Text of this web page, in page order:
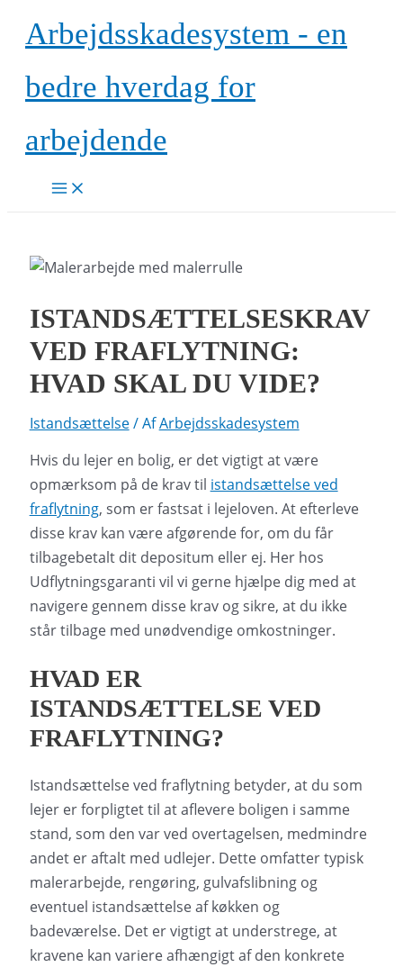
Arbejdsskadesystem - en
bedre hverdag for
arbejdende
Main
Menu
ISTANDSÆTTELSESKRAV
VED FRAFLYTNING:
HVAD SKAL DU VIDE?
Istandsættelse/ AfArbejdsskadesystem
Hvis du lejer en bolig, er det vigtigt at være
opmærksom på de krav til istandsættelse ved
fraflytning, som er fastsat i lejeloven. At efterleve
disse krav kan være afgørende for, om du får
tilbagebetalt dit depositum eller ej. Her hos
Udflytningsgaranti vil vi gerne hjælpe dig med at
navigere gennem disse krav og sikre, at du ikke
står tilbage med unødvendige omkostninger.
HVAD ER
ISTANDSÆTTELSE VED
FRAFLYTNING?
Istandsættelse ved fraflytning betyder, at du som
lejer er forpligtet til at aflevere boligen i samme
stand, som den var ved overtagelsen, medmindre
andet er aftalt med udlejer. Dette omfatter typisk
malerarbejde, rengøring, gulvafslibning og
eventuel istandsættelse af køkken og
badeværelse. Det er vigtigt at understrege, at
kravene kan variere afhængigt af den konkrete